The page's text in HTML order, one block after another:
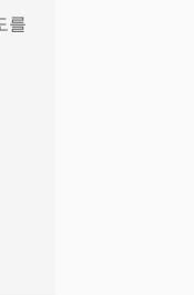
를